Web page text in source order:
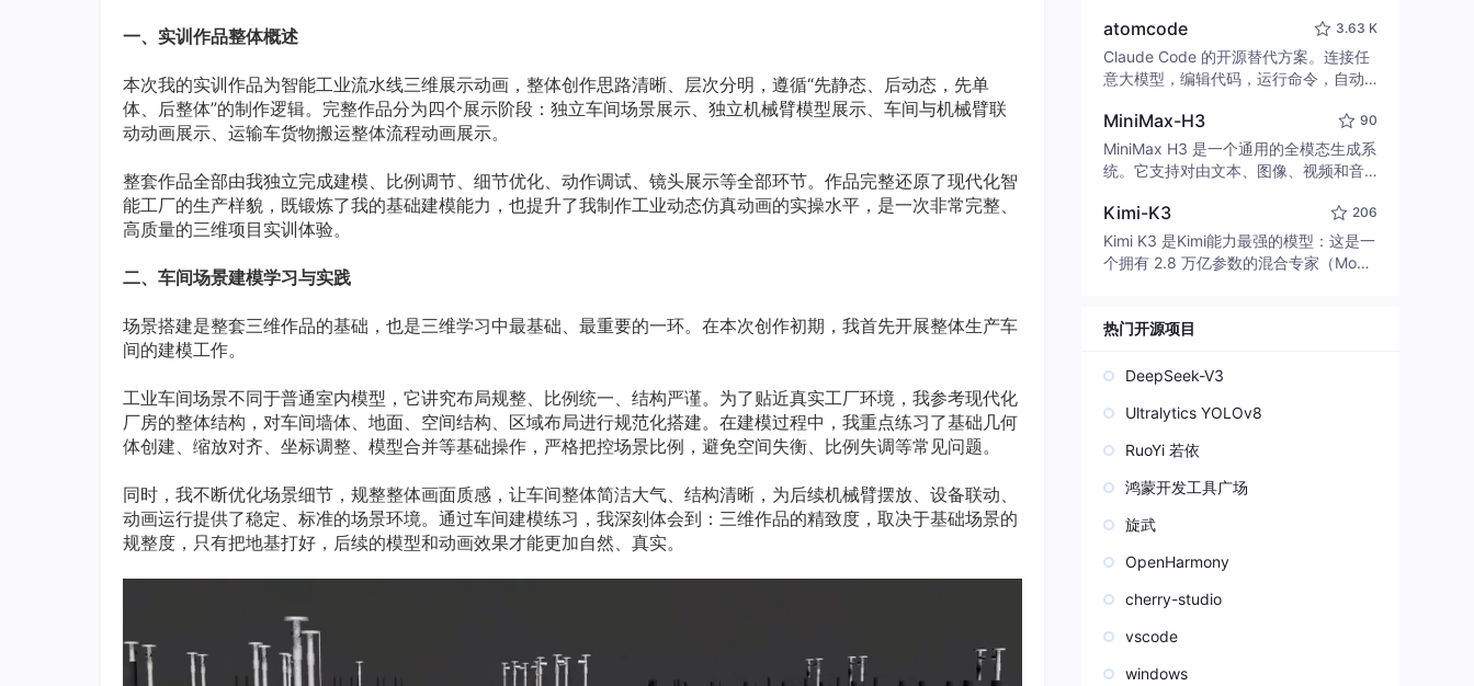
一、实训作品整体概述
本次我的实训作品为智能工业流水线三维展示动画，整体创作思路清晰、层次分明，遵循“先静态、后动态，先单
体、后整体”的制作逻辑。完整作品分为四个展示阶段：独立车间场景展示、独立机械臂模型展示、车间与机械臂联
动动画展示、运输车货物搬运整体流程动画展示。
整套作品全部由我独立完成建模、比例调节、细节优化、动作调试、镜头展示等全部环节。作品完整还原了现代化智
能工厂的生产样貌，既锻炼了我的基础建模能力，也提升了我制作工业动态仿真动画的实操水平，是一次非常完整、
高质量的三维项目实训体验。
二、车间场景建模学习与实践
场景搭建是整套三维作品的基础，也是三维学习中最基础、最重要的一环。在本次创作初期，我首先开展整体生产车
间的建模工作。
工业车间场景不同于普通室内模型，它讲究布局规整、比例统一、结构严谨。为了贴近真实工厂环境，我参考现代化
厂房的整体结构，对车间墙体、地面、空间结构、区域布局进行规范化搭建。在建模过程中，我重点练习了基础几何
体创建、缩放对齐、坐标调整、模型合并等基础操作，严格把控场景比例，避免空间失衡、比例失调等常见问题。
同时，我不断优化场景细节，规整整体画面质感，让车间整体简洁大气、结构清晰，为后续机械臂摆放、设备联动、
动画运行提供了稳定、标准的场景环境。通过车间建模练习，我深刻体会到：三维作品的精致度，取决于基础场景的
规整度，只有把地基打好，后续的模型和动画效果才能更加自然、真实。
atomcode 3.63 K
Claude Code 的开源替代方案。连接任
意大模型，编辑代码，运行命令，自动
致性能。 ｜ An open-source alternativ
e to Claude Code. Connect any LLM,
edit code, run commands, and verify
MiniMax-H3 90
MiniMax H3 是一个通用的全模态生成系
统。它支持对由文本、图像、视频和音
并能生成分辨率高达 2K、时长可达 15
秒的带原生立体声音频的视频。得益于
面向任务泛化的系统设计，H3 在预训练
模态指令。
Kimi-K3 206
Kimi K3 是Kimi能力最强的模型：这是一
个拥有 2.8 万亿参数的混合专家（Mo
热门开源项目
DeepSeek-V3
Ultralytics YOLOv8
RuoYi 若依
鸿蒙开发工具广场
旋武
OpenHarmony
cherry-studio
vscode
windows